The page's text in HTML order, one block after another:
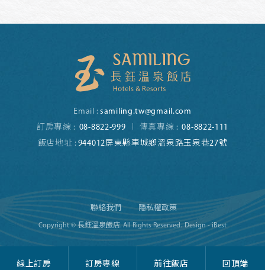
Email : samiling.tw@gmail.com
訂房專線 : 08-8822-999 傳真專線 : 08-8822-111
飯店地址 : 944012屏東縣車城鄉溫泉路玉泉巷27號
Copyright © 長鈺溫泉飯店. All Rights Reserved. Design - iBest
聯絡我們 隱私權政策
線上訂房 訂房專線 前往飯店 回頂端